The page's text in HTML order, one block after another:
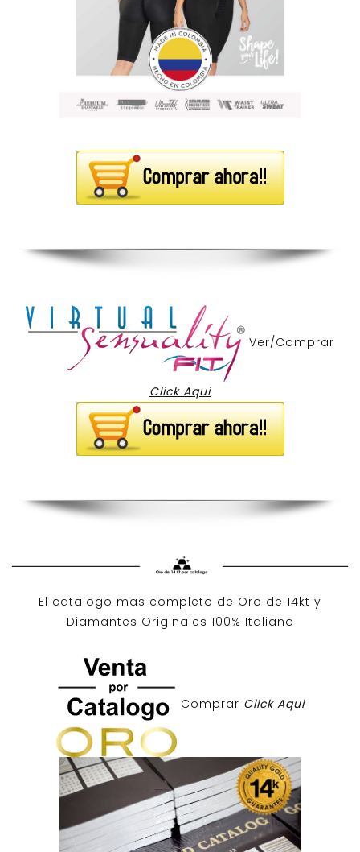
Ver/Comprar
Click Aqui
El catalogo mas completo de Oro de 14kt y
Diamantes Originales 100% Italiano
Comprar Click Aqui